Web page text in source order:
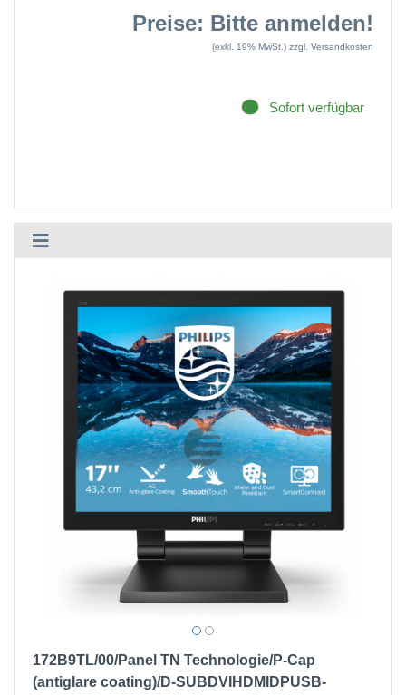
Preise: Bitte anmelden!
(exkl. 19% MwSt.) zzgl. Versandkosten
Sofort verfügbar
172B9TL/00/Panel TN Technologie/P-Cap
(antiglare coating)/D-SUBDVIHDMIDPUSB-